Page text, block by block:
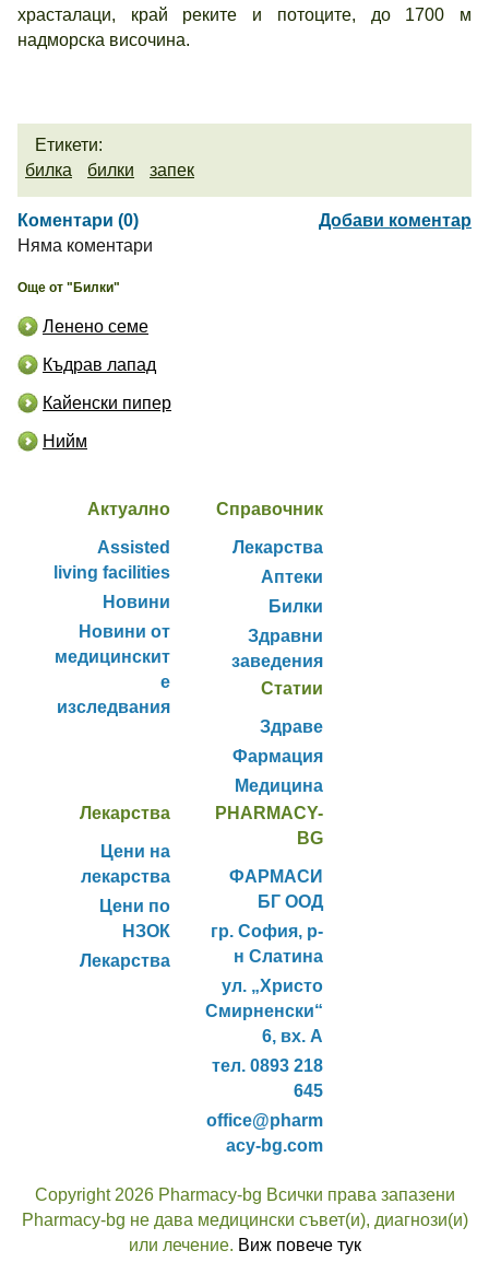
храсталаци, край реките и потоците, до 1700 м
надморска височина.
Етикети:
билка
билки запек
Коментари (0)
Добави коментар
Няма коментари
Още от "Билки"
Ленено семе
Къдрав лапад
Кайенски пипер
Нийм
Актуално
Assisted
living facilities
Новини
Новини от
медицинскит
е
изследвания
Справочник
Лекарства
Аптеки
Билки
Здравни
заведения
Статии
Здраве
Фармация
Медицина
Лекарства
Цени на
лекарства
Цени по
НЗОК
Лекарства
PHARMACY-
BG
ФАРМАСИ
БГ ООД
гр. София, р-
н Слатина
ул. „Христо
Смирненски“
6, вх. А
тел. 0893 218
645
office@pharm
acy-bg.com
Copyright 2026 Pharmacy-bg Всички права запазени
Pharmacy-bg не дава медицински съвет(и), диагнози(и)
или лечение. Виж повече тук